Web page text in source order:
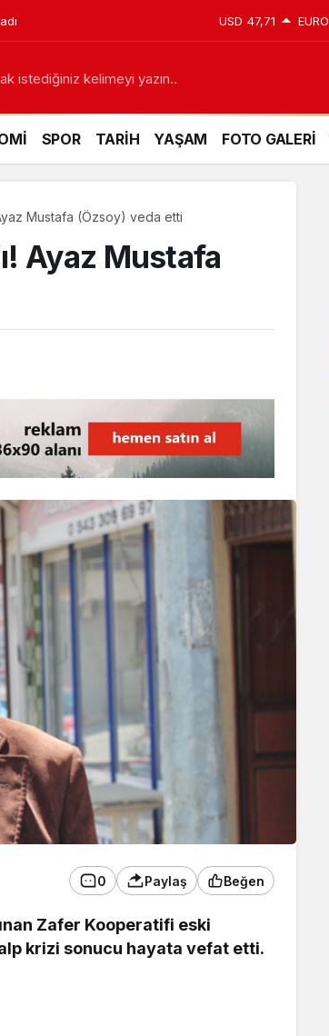
USD 47,71 EURO
istediğiniz kelimeyi yazın..
SPOR TARİH YAŞAM FOTO GALERİ
Mustafa (Özsoy) veda etti
Ayaz Mustafa
0 Paylaş Beğen
Zafer Kooperatifi eski
krizi sonucu hayata vefat etti.
3. SAYFA
Ankara’dan İnkumu’na
tatile gelmişti!
Kurtarılamadı